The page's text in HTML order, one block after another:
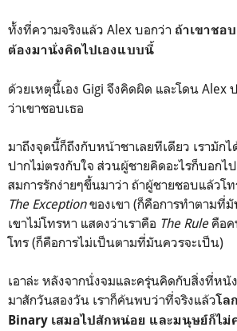
ทั้งที่ความจริงแล้ว Alex บอกว่า ถ้าเขาชอ
ต้องมานั่งคิดไปเองแบบนี้
ด้วยเหตุนี้เอง Gigi จึงคิดผิด และโดน
ว่าเขาชอบเธอ
มาถึงจุดนี้ก็ถึงกับหน้าชาเลยทีเดียว เรามัก
ปากไม่ตรงกับใจ ส่วนผู้ชายคิดอะไรก็บอกไ
สมการรักง่ายๆขึ้นมาว่า ถ้าผู้ชายชอบแล้วโท
The Exceptionของเขา (ก็คือการทำตามที่
เขาไม่โทรหา แสดงว่าเราคือ The Ruleคือค
โทร (ก็คือการไม่เป็นตามที่มันควรจะเป็น)
เอาล่ะ หลังจากนั่งจมและครุ่นคิดกับสิ่งที่หนั
มาสักวันสองวัน เราก็ค้นพบว่าที่จริงแล้วโล
Binary เสมอไปสักหน่อย และมนุษย์ก็ไม่